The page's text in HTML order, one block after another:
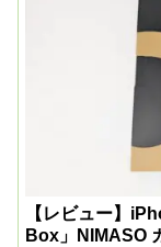
【レビュー】
Box」NIMASO